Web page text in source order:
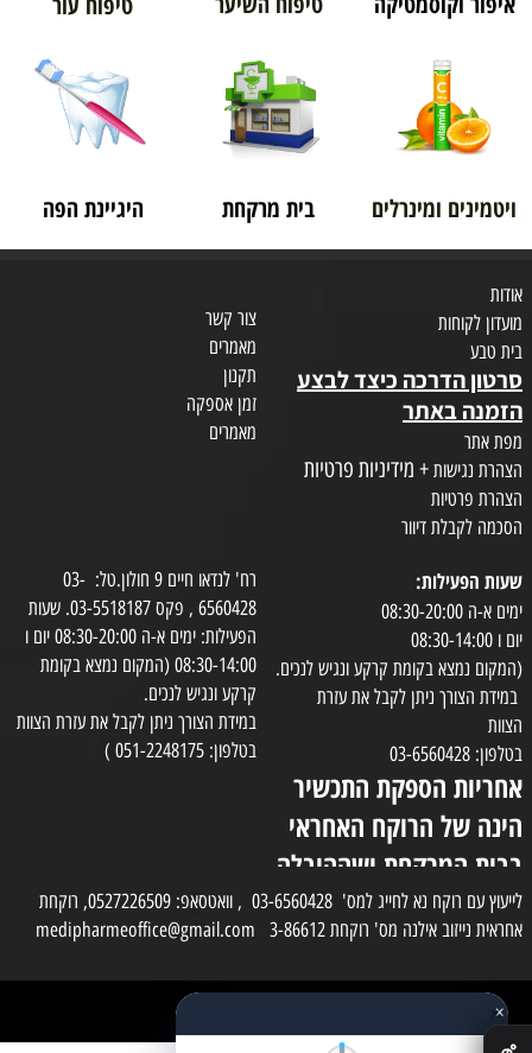
ויטמינים ומינרלים בית מרקחת היגיינת הפה
אודות
מועדון לקוחות
בית טבע
סרטון הדרכה כיצד לבצע
הזמנה באתר
מפת אתר
הצהרת נגישות + מידיניות פרטיות
הצהרת פרטיות
הסכמה לקבלת דיוור
צור קשר
מאמרים
תקנון
זמן אספקה
מאמרים
שעות הפעילות:
ימים א-ה 08:30-20:00
יום ו 08:30-14:00
(המקום נמצא בקומת קרקע ונגיש לנכים.
במידת הצורך ניתן לקבל את עזרת
הצוות
בטלפון: 03-6560428
אחריות הספקת התכשיר
הינה של הרוקח האחראי
בבית המרקחת ושההובלה
בפועל תעשה בעזרת
השליח
רח' לנדאו חיים 9 חולון.טל: 03-
6560428 , פקס 03-5518187. שעות
הפעילות: ימים א-ה 08:30-20:00 יום ו
08:30-14:00 (המקום נמצא בקומת
קרקע ונגיש לנכים.
במידת הצורך ניתן לקבל את עזרת הצוות
בטלפון: 051-2248175 )
לייעוץ עם רוקח נא לחייג למס' 03-6560428 , וואטסאפ: 0527226509, רוקחת
אחראית נייזוב אילנה מס' רוקחת 3-86612 medipharmeoffice@gmail.com
✕×